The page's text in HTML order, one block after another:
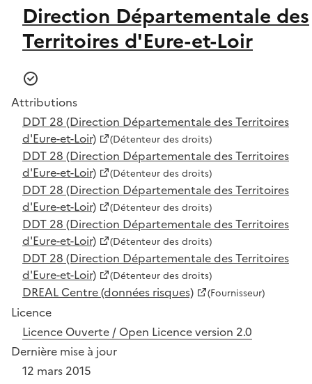
Direction Départementale des
Territoires d'Eure-et-Loir
Attributions
DDT 28 (Direction Départementale des Territoires
d'Eure-et-Loir)
(Détenteur des droits)
DDT 28 (Direction Départementale des Territoires
d'Eure-et-Loir)
(Détenteur des droits)
DDT 28 (Direction Départementale des Territoires
d'Eure-et-Loir)
(Détenteur des droits)
DDT 28 (Direction Départementale des Territoires
d'Eure-et-Loir)
(Détenteur des droits)
DDT 28 (Direction Départementale des Territoires
d'Eure-et-Loir)
(Détenteur des droits)
DREAL Centre (données risques) (Fournisseur)
Licence
Licence Ouverte / Open Licence version 2.0
Dernière mise à jour
12 mars 2015